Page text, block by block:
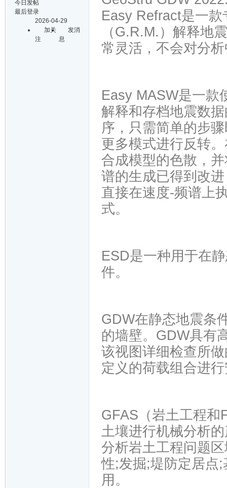
今日发帖
最后登录
2026-04-29
加关
注
发消
息
Easy Refract是一
（G.R.M.）解释地
常灵活，不会对分
Easy MASW是一款
解释和存档地震数
序，只需简单的步
更多模式进行反转
合成模型的色散，
谱的生成已得到改
直接在速度-频谱上
式。
ESD是一种用于在
件。
GDW在静态地震条
的墙壁。GDW具有
该视图详细检查所
定义的荷载组合进
GFAS（岩土工程和
土壤进行机械分析
分析岩土工程问题
性;发掘;堤防定居点
用。